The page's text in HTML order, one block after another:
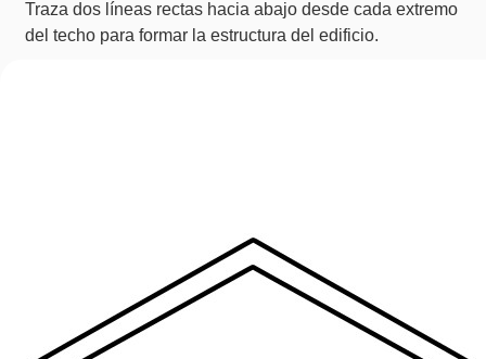
Traza dos líneas rectas hacia abajo desde cada extremo
del techo para formar la estructura del edificio.